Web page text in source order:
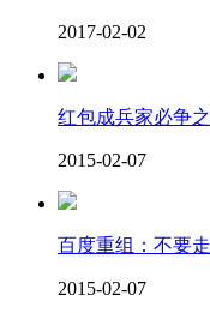
2017-02-02
红包成兵家必争
2015-02-07
百度重组：不要
2015-02-07